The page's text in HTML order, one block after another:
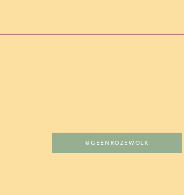
wegsmelt als je baby naar je lacht.
werd. Dat is heel begrijpelijk!
en planning. Zorg voor een dag(deel)
in kan richten. Naar de kapper, lunchen
er maar blij van wordt! Op dit soort
je kindje(s), laad je helemaal op. Dit is
@GEENROZEWOLK